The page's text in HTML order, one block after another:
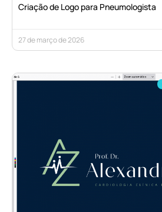
Criação de Logo para Pneumologista
27 de março de 2026